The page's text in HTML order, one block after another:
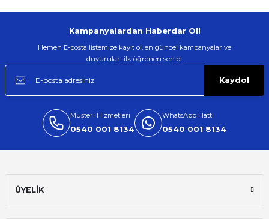
Kampanyalardan Haberdar Ol!
Hemen E-posta listemize kayıt ol, en güncel kampanyalar ve
duyuruları ilk öğrenen sen ol.
Kaydol
Müşteri Hizmetleri
0540 001 8134
WhatsApp Hattı
0540 001 8134
ÜYELİK